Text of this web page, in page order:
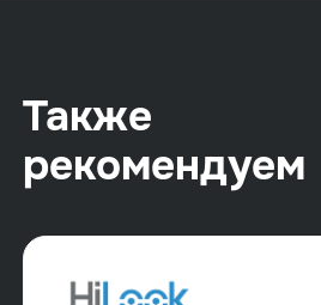
Также
рекомендуем